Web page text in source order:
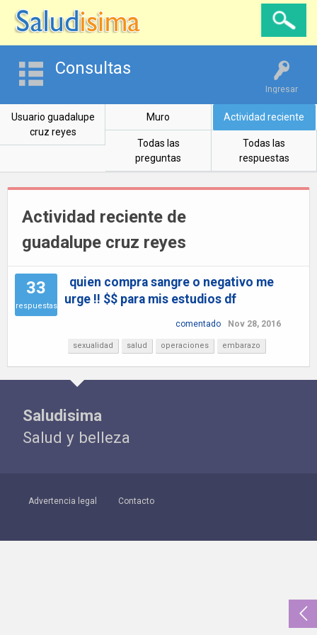
Ingresar
Consultas
Usuario guadalupe
cruz reyes
Muro Actividad reciente
Todas las
preguntas
Todas las
respuestas
Actividad reciente de
guadalupe cruz reyes
33
respuestas
quien compra sangre o negativo me
urge !! $$ para mis estudios df
comentado Nov 28, 2016
sexualidad salud operaciones embarazo
Saludisima
Salud y belleza
Advertencia legal Contacto